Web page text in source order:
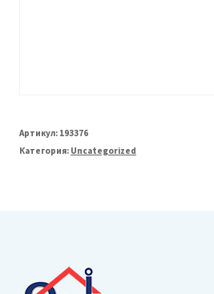
Артикул: 193376
Категория: Uncategorized